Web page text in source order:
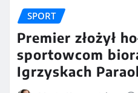
SPORT
Premier złożył
sportowcom
Igrzyskach